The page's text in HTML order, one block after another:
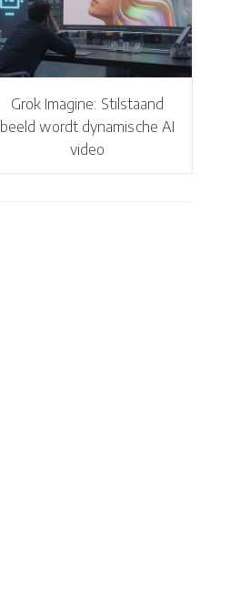
Grok Imagine: Stilstaand
beeld wordt dynamische AI
video